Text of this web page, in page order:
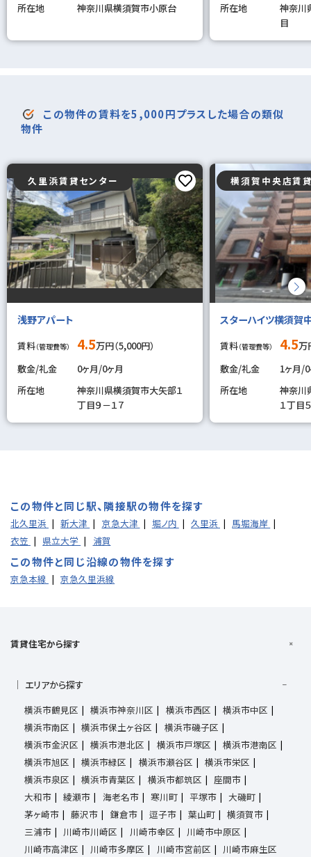
所在地
神奈川県横須賀市小原台
所在地
神奈川
目
この物件の賃料を5,000円プラスした場合の類似
物件
久里浜賃貸センター
浅野アパート
賃料（管理費等） 4.5万円（5,000円）
敷金/礼金
0ヶ月/0ヶ月
所在地
神奈川県横須賀市大矢部１
丁目９－１７
横須賀中央店賃
スターハイツ横須賀
賃料（管理費等） 4.5万
敷金/礼金
1ヶ月/
所在地
神奈川
１丁目
この物件と同じ駅、隣接駅の物件を探す
北久里浜 新大津 京急大津 堀ノ内 久里浜
馬堀海岸
衣笠
県立大学 浦賀
この物件と同じ沿線の物件を探す
京急本線 京急久里浜線
賃貸住宅から探す
エリアから探す
横浜市鶴見区
横浜市神奈川区 横浜市西区
横浜市中区
横浜市南区
横浜市保土ヶ谷区
横浜市磯子区
横浜市金沢区
横浜市港北区 横浜市戸塚区
横浜市港南区
横浜市旭区
横浜市緑区 横浜市瀬谷区
横浜市栄区
横浜市泉区
横浜市青葉区 横浜市都筑区
座間市
大和市
綾瀬市 海老名市 寒川町 平塚市
大磯町
茅ヶ崎市
藤沢市 鎌倉市 逗子市 葉山町
横須賀市
三浦市
川崎市川崎区 川崎市幸区
川崎市中原区
川崎市高津区
川崎市多摩区 川崎市宮前区 川崎市麻生区